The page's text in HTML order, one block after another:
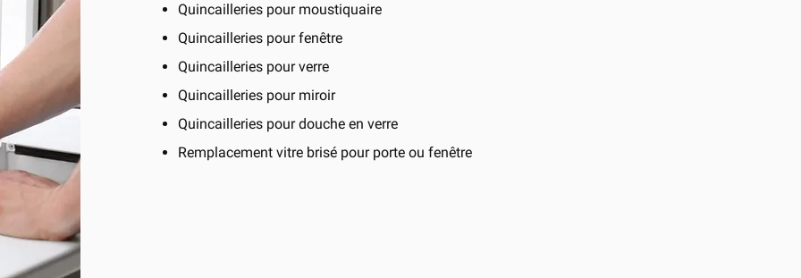
Quincailleries pour moustiquaire
Quincailleries pour fenêtre
Quincailleries pour verre
Quincailleries pour miroir
Quincailleries pour douche en verre
Remplacement vitre brisé pour porte ou fenêtre